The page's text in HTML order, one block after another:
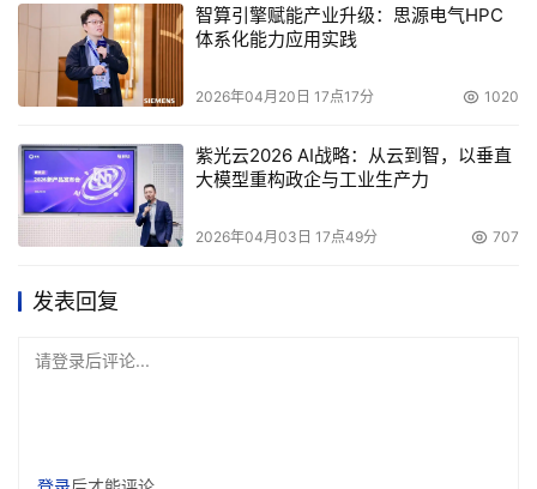
智算引擎赋能产业升级：思源电气HPC
体系化能力应用实践
2026年04月20日 17点17分 1020
紫光云2026 AI战略：从云到智，以垂直
大模型重构政企与工业生产力
2026年04月03日 17点49分 707
发表回复
请登录后评论...